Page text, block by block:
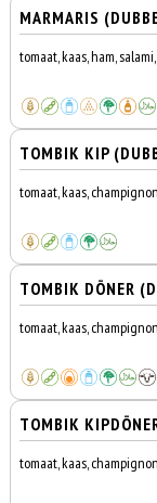
MARMARIS
tomaat, kaas, ham,
TOMBIK KIP
tomaat, kaas,
TOMBIK DÖNER
tomaat, kaas,
TOMBIK
tomaat, kaas,